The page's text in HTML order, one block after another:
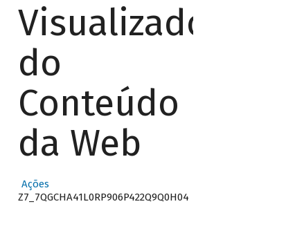
Visualizador
do
Conteúdo
da Web
Ações
Z7_7QGCHA41L0RP906P422Q9Q0H04